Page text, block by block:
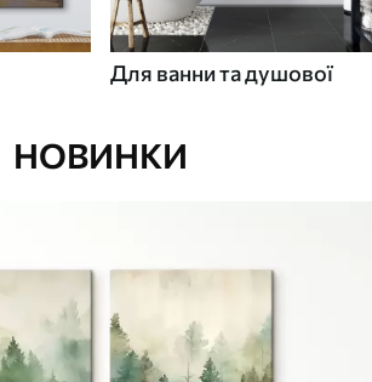
Для ванни та душової
НОВИНКИ